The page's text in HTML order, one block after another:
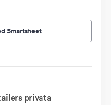
Smartsheet
privata